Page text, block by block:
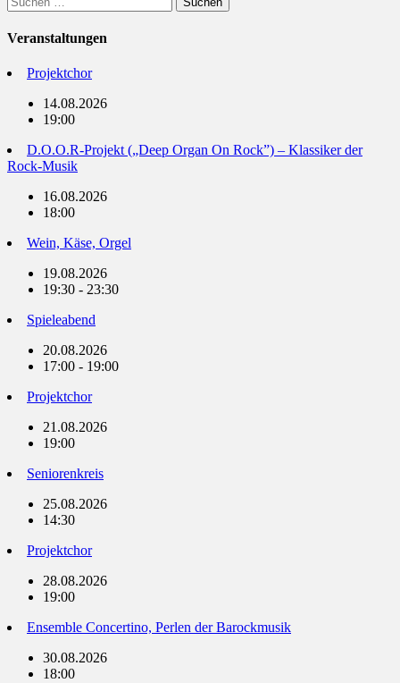
nach:
Veranstaltungen
Projektchor
14.08.2026
19:00
D.O.O.R-Projekt („Deep Organ On Rock”) – Klassiker der
Rock-Musik
16.08.2026
18:00
Wein, Käse, Orgel
19.08.2026
19:30 - 23:30
Spieleabend
20.08.2026
17:00 - 19:00
Projektchor
21.08.2026
19:00
Seniorenkreis
25.08.2026
14:30
Projektchor
28.08.2026
19:00
Ensemble Concertino, Perlen der Barockmusik
30.08.2026
18:00